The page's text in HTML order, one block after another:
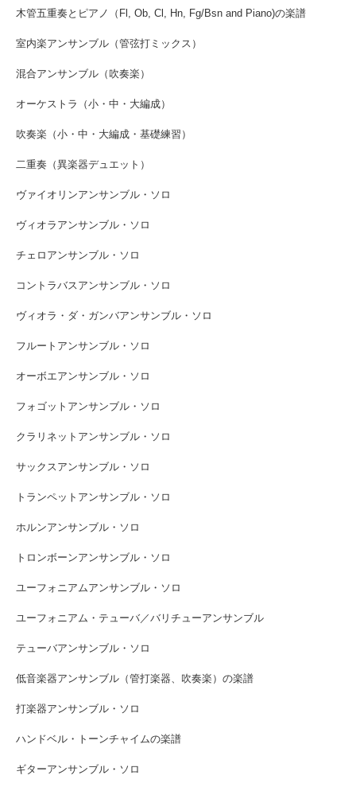
木管五重奏とピアノ（Fl, Ob, Cl, Hn, Fg/Bsn and Piano)の楽譜
室内楽アンサンブル（管弦打ミックス）
混合アンサンブル（吹奏楽）
オーケストラ（小・中・大編成）
吹奏楽（小・中・大編成・基礎練習）
二重奏（異楽器デュエット）
ヴァイオリンアンサンブル・ソロ
ヴィオラアンサンブル・ソロ
チェロアンサンブル・ソロ
コントラバスアンサンブル・ソロ
ヴィオラ・ダ・ガンバアンサンブル・ソロ
フルートアンサンブル・ソロ
オーボエアンサンブル・ソロ
フォゴットアンサンブル・ソロ
クラリネットアンサンブル・ソロ
サックスアンサンブル・ソロ
トランペットアンサンブル・ソロ
ホルンアンサンブル・ソロ
トロンボーンアンサンブル・ソロ
ユーフォニアムアンサンブル・ソロ
ユーフォニアム・テューバ／バリチューアンサンブル
テューバアンサンブル・ソロ
低音楽器アンサンブル（管打楽器、吹奏楽）の楽譜
打楽器アンサンブル・ソロ
ハンドベル・トーンチャイムの楽譜
ギターアンサンブル・ソロ